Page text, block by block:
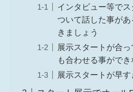
インタビュー等で
ついて話した事が
きましょう
展示スタートが合
も合わせる事がで
展示スタートが早